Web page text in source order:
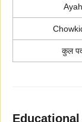
Ayah
कुल